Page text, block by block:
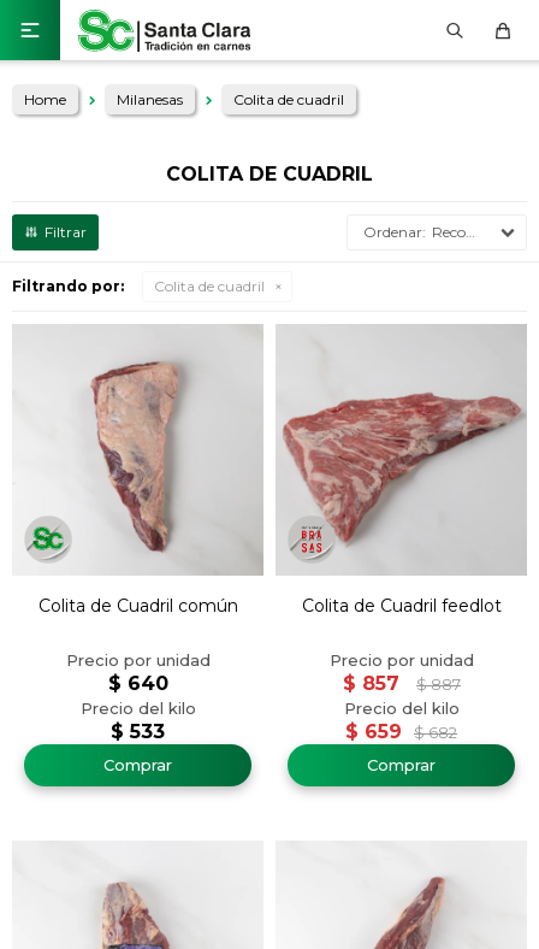

Home Milanesas Colita de cuadril
COLITA DE CUADRIL
Recomendados
Filtrando por: Colita de cuadril
Colita de Cuadril común
$ 533
$ 640
Colita de Cuadril feedlot
$ 659 $ 682
$ 857 $ 887